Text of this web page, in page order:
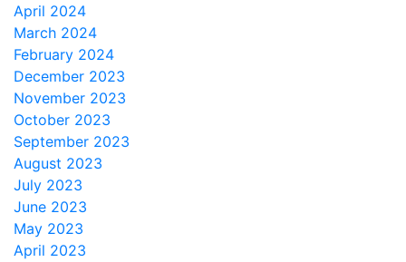
April 2024
March 2024
February 2024
December 2023
November 2023
October 2023
September 2023
August 2023
July 2023
June 2023
May 2023
April 2023